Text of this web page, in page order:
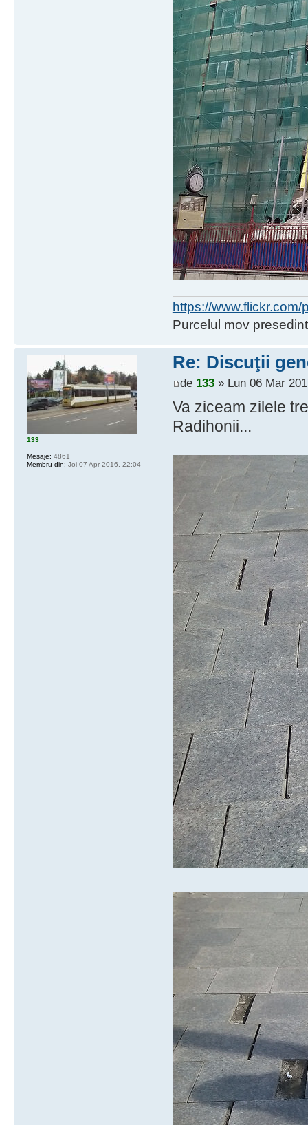
https://
Purcelul mov
Re: Discuţii
de 133» Lun 06 Mar
Va ziceam zilele
Radihonii...
133
Mesaje: 4861
Membru din: Joi 07 Apr 2016, 22:04